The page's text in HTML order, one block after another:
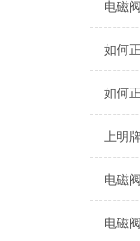
电磁
如何
如何
上明
电磁
电磁